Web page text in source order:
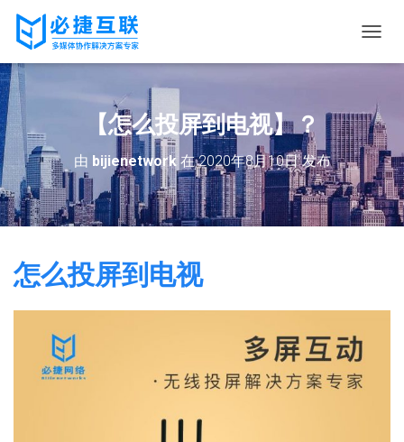
换
【怎么投屏到电视】？
由 bijienetwork在2020年8月10日发布
怎么投屏到电视